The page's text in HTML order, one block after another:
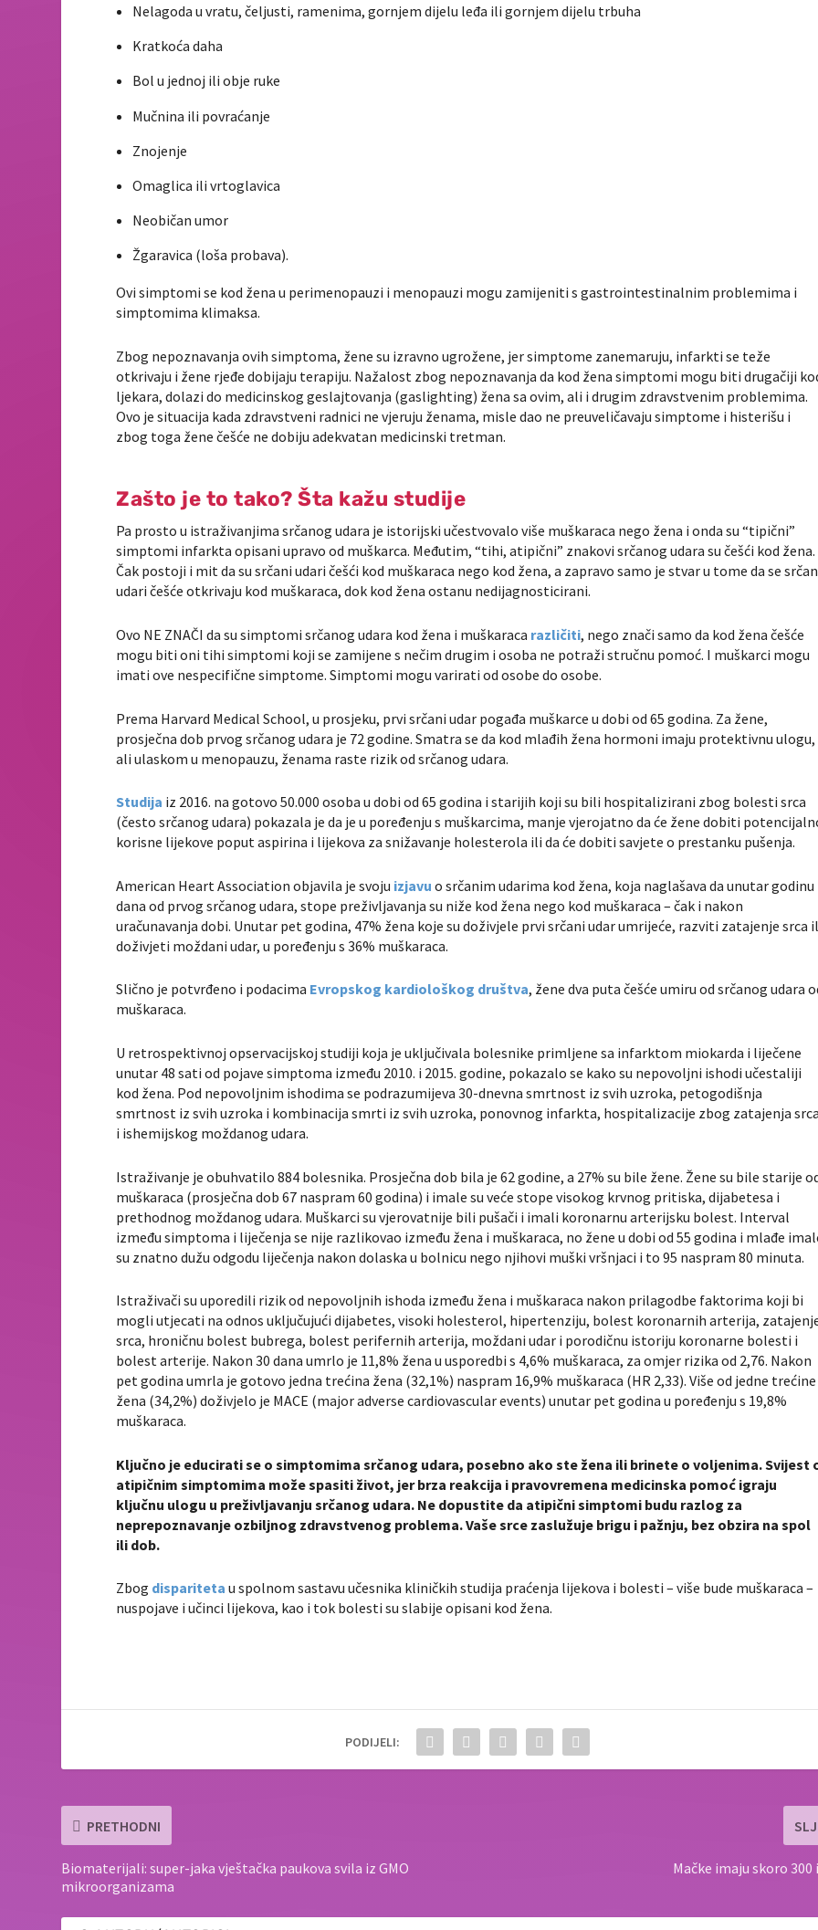
Nelagoda u vratu, čeljusti, ramenima, gornjem dijelu leđa ili gornjem dijelu trbuha
Kratkoća daha
Bol u jednoj ili obje ruke
Mučnina ili povraćanje
Znojenje
Omaglica ili vrtoglavica
Neobičan umor
Žgaravica (loša probava).
Ovi simptomi se kod žena u perimenopauzi i menopauzi mogu zamijeniti s gastrointestinalnim problemima i
simptomima klimaksa.
Zbog nepoznavanja ovih simptoma, žene su izravno ugrožene, jer simptome zanemaruju, infarkti se teže
otkrivaju i žene rjeđe dobijaju terapiju. Nažalost zbog nepoznavanja da kod žena simptomi mogu biti drugačiji
ljekara, dolazi do medicinskog geslajtovanja (gaslighting) žena sa ovim, ali i drugim zdravstvenim problemima.
Ovo je situacija kada zdravstveni radnici ne vjeruju ženama, misle dao ne preuveličavaju simptome i histerišu i
zbog toga žene češće ne dobiju adekvatan medicinski tretman.
Zašto je to tako? Šta kažu studije
Pa prosto u istraživanjima srčanog udara je istorijski učestvovalo više muškaraca nego žena i onda su “tipični”
simptomi infarkta opisani upravo od muškarca. Međutim, “tihi, atipični” znakovi srčanog udara su češći kod žena.
Čak postoji i mit da su srčani udari češći kod muškaraca nego kod žena, a zapravo samo je stvar u tome da se
udari češće otkrivaju kod muškaraca, dok kod žena ostanu nedijagnosticirani.
Ovo NE ZNAČI da su simptomi srčanog udara kod žena i muškaraca različiti, nego znači samo da kod žena češće
mogu biti oni tihi simptomi koji se zamijene s nečim drugim i osoba ne potraži stručnu pomoć. I muškarci mogu
imati ove nespecifične simptome. Simptomi mogu varirati od osobe do osobe.
Prema Harvard Medical School, u prosjeku, prvi srčani udar pogađa muškarce u dobi od 65 godina. Za žene,
prosječna dob prvog srčanog udara je 72 godine. Smatra se da kod mlađih žena hormoni imaju protektivnu ulogu,
ali ulaskom u menopauzu, ženama raste rizik od srčanog udara.
Studija iz 2016. na gotovo 50.000 osoba u dobi od 65 godina i starijih koji su bili hospitalizirani zbog bolesti srca
(često srčanog udara) pokazala je da je u poređenju s muškarcima, manje vjerojatno da će žene dobiti
korisne lijekove poput aspirina i lijekova za snižavanje holesterola ili da će dobiti savjete o prestanku pušenja.
American Heart Association objavila je svoju izjavu o srčanim udarima kod žena, koja naglašava da unutar godinu
dana od prvog srčanog udara, stope preživljavanja su niže kod žena nego kod muškaraca – čak i nakon
uračunavanja dobi. Unutar pet godina, 47% žena koje su doživjele prvi srčani udar umrijeće, razviti zatajenje srca
doživjeti moždani udar, u poređenju s 36% muškaraca.
Slično je potvrđeno i podacima Evropskog kardiološkog društva, žene dva puta češće umiru od srčanog udara
muškaraca.
U retrospektivnoj opservacijskoj studiji koja je uključivala bolesnike primljene sa infarktom miokarda i liječene
unutar 48 sati od pojave simptoma između 2010. i 2015. godine, pokazalo se kako su nepovoljni ishodi učestaliji
kod žena. Pod nepovoljnim ishodima se podrazumijeva 30-dnevna smrtnost iz svih uzroka, petogodišnja
smrtnost iz svih uzroka i kombinacija smrti iz svih uzroka, ponovnog infarkta, hospitalizacije zbog zatajenja
i ishemijskog moždanog udara.
Istraživanje je obuhvatilo 884 bolesnika. Prosječna dob bila je 62 godine, a 27% su bile žene. Žene su bile starije
muškaraca (prosječna dob 67 naspram 60 godina) i imale su veće stope visokog krvnog pritiska, dijabetesa i
prethodnog moždanog udara. Muškarci su vjerovatnije bili pušači i imali koronarnu arterijsku bolest. Interval
između simptoma i liječenja se nije razlikovao između žena i muškaraca, no žene u dobi od 55 godina i mlađe
su znatno dužu odgodu liječenja nakon dolaska u bolnicu nego njihovi muški vršnjaci i to 95 naspram 80 minuta.
Istraživači su uporedili rizik od nepovoljnih ishoda između žena i muškaraca nakon prilagodbe faktorima koji bi
mogli utjecati na odnos uključujući dijabetes, visoki holesterol, hipertenziju, bolest koronarnih arterija,
srca, hroničnu bolest bubrega, bolest perifernih arterija, moždani udar i porodičnu istoriju koronarne bolesti i
bolest arterije. Nakon 30 dana umrlo je 11,8% žena u usporedbi s 4,6% muškaraca, za omjer rizika od 2,76. Nakon
pet godina umrla je gotovo jedna trećina žena (32,1%) naspram 16,9% muškaraca (HR 2,33). Više od jedne trećine
žena (34,2%) doživjelo je MACE (major adverse cardiovascular events) unutar pet godina u poređenju s 19,8%
muškaraca.
Ključno je educirati se o simptomima srčanog udara, posebno ako ste žena ili brinete o voljenima. Svijest
atipičnim simptomima može spasiti život, jer brza reakcija i pravovremena medicinska pomoć igraju
ključnu ulogu u preživljavanju srčanog udara. Ne dopustite da atipični simptomi budu razlog za
neprepoznavanje ozbiljnog zdravstvenog problema. Vaše srce zaslužuje brigu i pažnju, bez obzira na spol
ili dob.
Zbog dispariteta u spolnom sastavu učesnika kliničkih studija praćenja lijekova i bolesti – više bude muškaraca –
nuspojave i učinci lijekova, kao i tok bolesti su slabije opisani kod žena.
PODIJELI:
PRETHODNI
Biomaterijali: super-jaka vještačka paukova svila iz GMO
mikroorganizama
Mačke imaju skoro